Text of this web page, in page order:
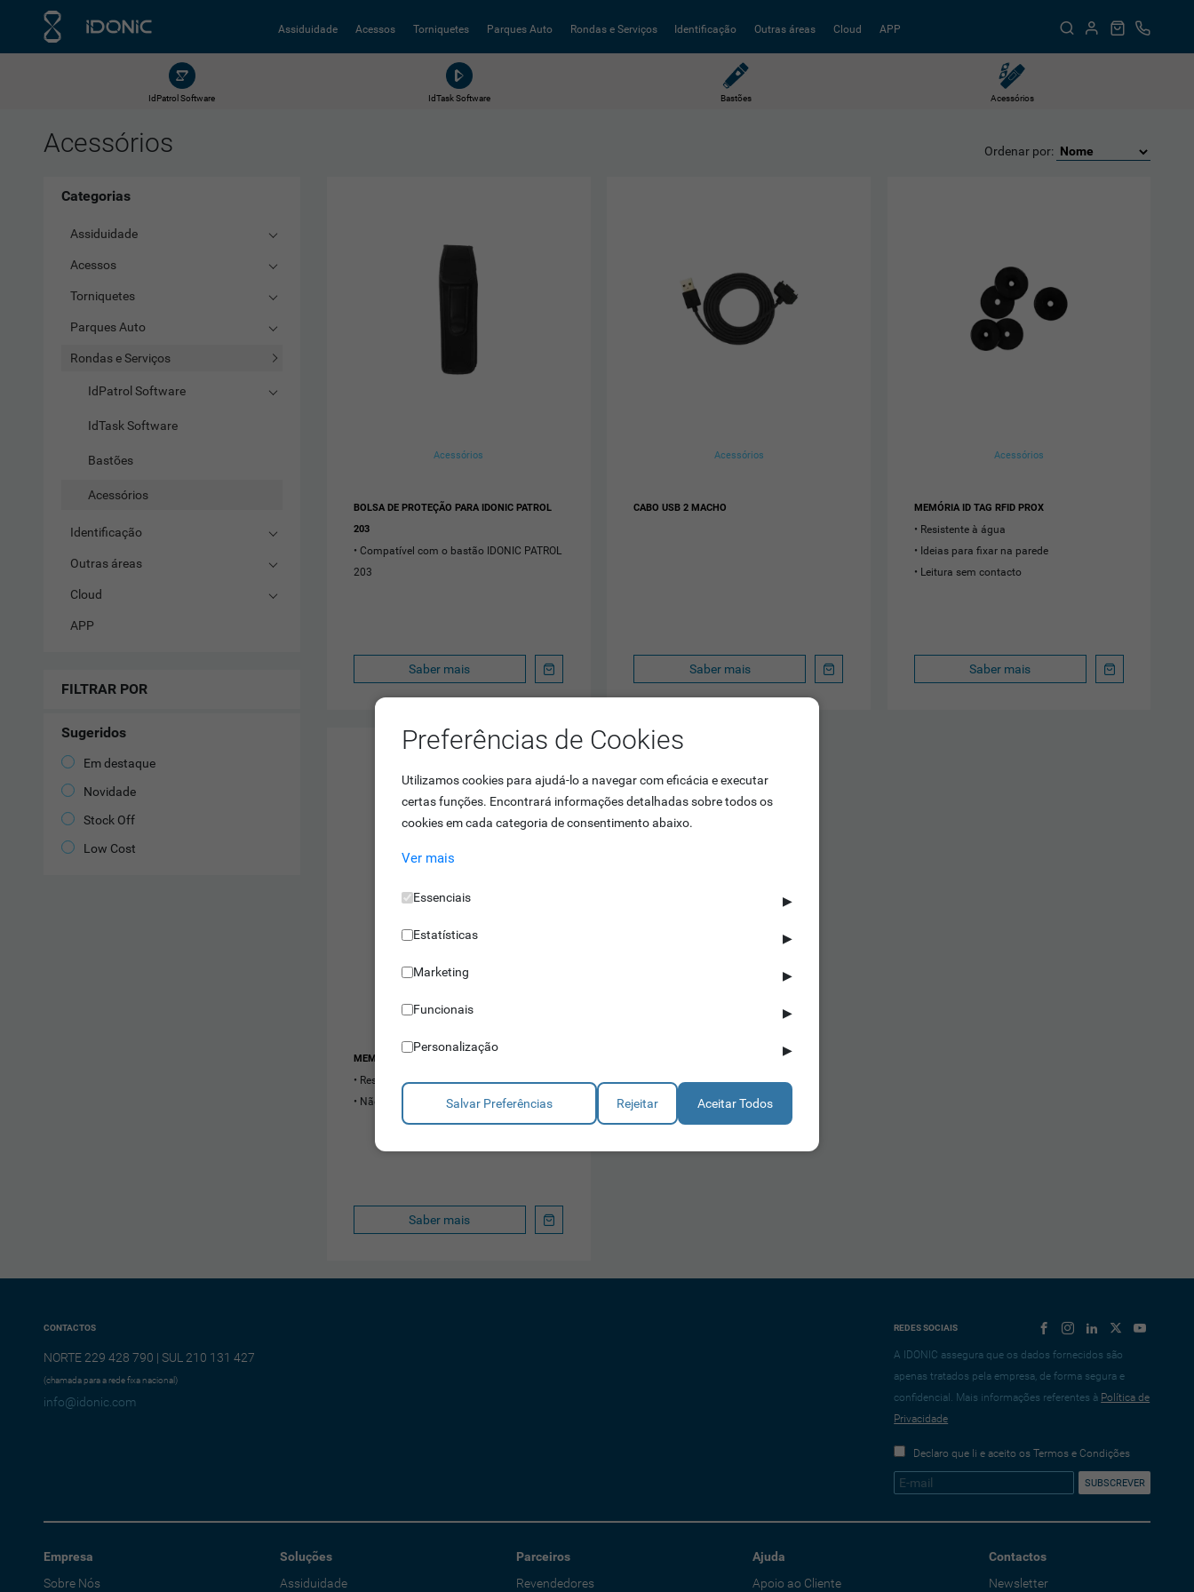
Assiduidade Acessos Torniquetes Parques Auto Rondas e Serviços Identificação Outras áreas Cloud APP
IdPatrol Software IdTask Software Bastões Acessórios
Acessórios Ordenar por:
Categorias
Assiduidade
Acessos
Torniquetes
Parques Auto
Rondas e Serviços
IdPatrol Software
IdTask Software
Bastões
Acessórios
Identificação
Outras áreas
Cloud
APP
FILTRAR POR
Sugeridos
Em destaque
Novidade
Stock Off
Low Cost
Acessórios
BOLSA DE PROTEÇÃO PARA IDONIC PATROL
203
Compatível com o bastão IDONIC PATROL
203
Saber mais
Acessórios
CABO USB 2 MACHO
Saber mais
Acessórios
MEMÓRIA ID TAG RFID PROX
Resistente à água
Ideias para fixar na parede
Leitura sem contacto
Saber mais
Acessórios
MEMÓRIAS ID TAG CONTACT
Resistentes à água
Não precisam de bateria
Saber mais
CONTACTOS
NORTE 229 428 790 | SUL 210 131 427
(chamada para a rede fixa nacional)
info@idonic.com
REDES SOCIAIS
A IDONIC assegura que os dados fornecidos são
apenas tratados pela empresa, de forma segura e
confidencial. Mais informações referentes à Política de
Privacidade
Declaro que li e aceito os Termos e Condições
Empresa
Sobre Nós
Soluções
Assiduidade
Parceiros
Revendedores
Ajuda
Apoio ao Cliente
Contactos
Newsletter
Preferências de Cookies
Utilizamos cookies para ajudá-lo a navegar com eficácia e executar
certas funções. Encontrará informações detalhadas sobre todos os
cookies em cada categoria de consentimento abaixo.
Ver mais
Essenciais ▶
Estatísticas ▶
Marketing ▶
Funcionais ▶
Personalização ▶
Salvar Preferências Rejeitar Aceitar Todos